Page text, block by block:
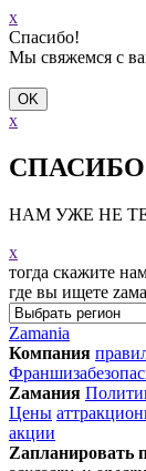
x
Спасибо!
Мы свяжемся с
x
НАМ УЖЕ НЕ
x
тогда скажите
где вы ищете
Zamania
Компания
Франшиза
Zамания
Цeны
акции
Zапланировать